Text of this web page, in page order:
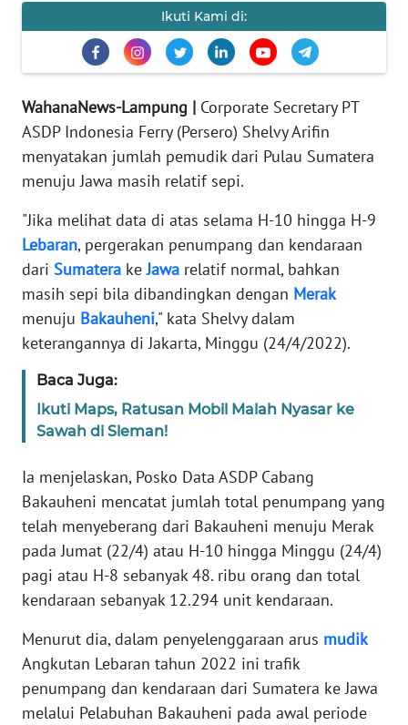
Ikuti Kami di:
WahanaNews-Lampung | Corporate Secretary PT
ASDP Indonesia Ferry (Persero) Shelvy Arifin
menyatakan jumlah pemudik dari Pulau Sumatera
menuju Jawa masih relatif sepi.
"Jika melihat data di atas selama H-10 hingga H-9
Lebaran, pergerakan penumpang dan kendaraan
dari Sumatera keJawa relatif normal, bahkan
masih sepi bila dibandingkan dengan Merak
menuju Bakauheni," kata Shelvy dalam
keterangannya di Jakarta, Minggu (24/4/2022).
Baca Juga:
Ikuti Maps, Ratusan Mobil Malah Nyasar ke
Sawah di Sleman!
Ia menjelaskan, Posko Data ASDP Cabang
Bakauheni mencatat jumlah total penumpang yang
telah menyeberang dari Bakauheni menuju Merak
pada Jumat (22/4) atau H-10 hingga Minggu (24/4)
pagi atau H-8 sebanyak 48. ribu orang dan total
kendaraan sebanyak 12.294 unit kendaraan.
Menurut dia, dalam penyelenggaraan arus mudik
Angkutan Lebaran tahun 2022 ini trafik
penumpang dan kendaraan dari Sumatera ke Jawa
melalui Pelabuhan Bakauheni pada awal periode
IKLAN
TENTANG
KAMI
PEDOMAN
MEDIA
SIBER
REDAKSI
DISCLAIMER
News
Regional
SUMUT
WN
WN
JABAR